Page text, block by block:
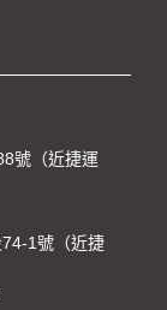
號（近捷運
1號（近捷